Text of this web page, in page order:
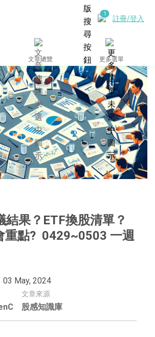
註冊/登入
文章總覽 更多選單
結果？ETF換股清單？
重點? 0429~0503 一週
May, 2024
文章來源
股感知識庫